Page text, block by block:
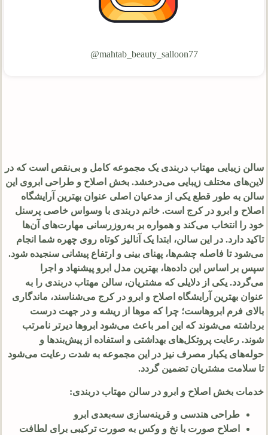
mahtab_beauty_salloon77@
سالن زیبایی مهتاب دربندی یک مجموعه کامل و بی‌نقص است که در
لاین‌های مختلف زیبایی می‌درخشد. بخش اصلاح و طراحی ابروی این
سالن به طور قطع یکی از مدعیان اصلی عنوان بهترین آرایشگاه
اصلاح و ابرو در کرج است. خانم دربندی با وسواس خاصی پرسنل
خود را انتخاب می‌کند و همواره بر به‌روزرسانی مهارت‌های آن‌ها
تاکید دارد. در این سالن، ابتدا یک آنالیز کوتاه روی چهره شما انجام
می‌شود تا فاصله چشم‌ها، پهنای بینی و ارتفاع پیشانی سنجیده شود.
سپس بر اساس این داده‌ها، بهترین مدل ابرو پیشنهاد و اجرا
می‌گردد. یکی از دلایلی که مشتریان، سالن مهتاب دربندی را به
عنوان بهترین آرایشگاه اصلاح و ابرو در کرج می‌شناسند، ماندگاری
بالای فرم ابروهاست؛ چرا که موها از ریشه و در جهت درست
برداشته می‌شوند که این امر باعث می‌شود ابروها دیرتر نامرتب
شوند. رعایت پروتکل‌های بهداشتی و استفاده از پیش‌بندها و
حوله‌های یکبار مصرف نیز در این مجموعه به شدت رعایت می‌شود
تا سلامت مشتریان تضمین گردد.
خدمات بخش اصلاح و ابرو در سالن مهتاب دربندی:
طراحی هندسی و قرینه‌سازی سه‌بعدی ابرو
اصلاح صورت با نخ و وکس به صورت ترکیبی برای لطافت